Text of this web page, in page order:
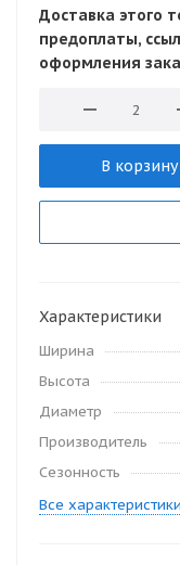
Доставка этого
предоплаты,
оформления
В корзину
Характеристики
Ширина
Высота
Диаметр
Производитель
Сезонность
Все характеристики